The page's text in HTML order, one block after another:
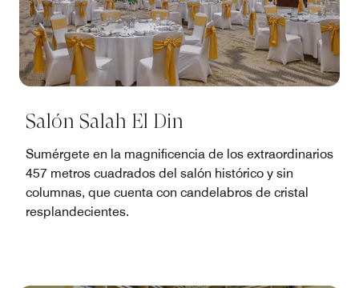
Salón Salah El Din
Sumérgete en la magnificencia de los extraordinarios
457 metros cuadrados del salón histórico y sin
columnas, que cuenta con candelabros de cristal
resplandecientes.